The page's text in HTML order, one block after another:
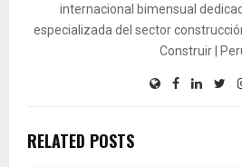
internacional bimensual
especializada del sector
Construir |
RELATED POSTS